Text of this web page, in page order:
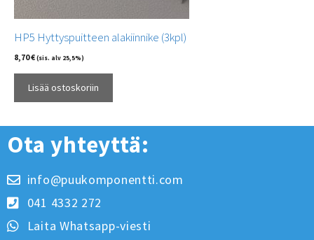
HP5 Hyttyspuitteen alakiinnike (3kpl)
8,70€(sis. alv 25,5%)
Lisää ostoskoriin
Ota yhteyttä:
info@puukomponentti.com
041 4332 272
Laita Whatsapp-viesti